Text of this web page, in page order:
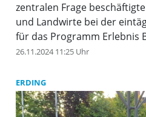
zentralen Frage
und Landwirte bei der
für das Programm Erlebnis
Veranstaltung, organisiert
ein umfassendes
Anbieter des Programms.
26.11.2024 11:25 Uhr
ERDING